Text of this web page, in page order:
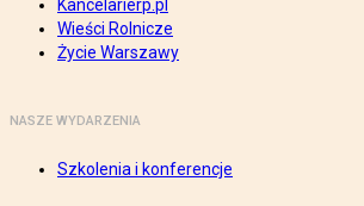
Kancelarierp.pl
Wieści Rolnicze
Życie Warszawy
NASZE WYDARZENIA
Szkolenia i konferencje